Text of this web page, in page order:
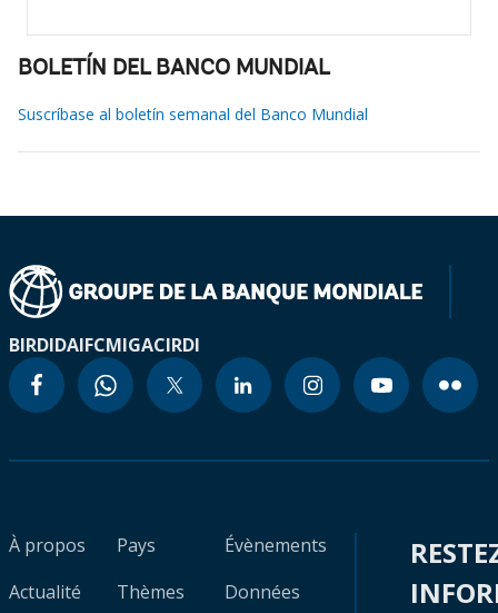
BOLETÍN DEL BANCO MUNDIAL
Suscríbase al boletín semanal del Banco Mundial
BIRDIDAIFCMIGACIRDI
À propos
Actualité
Pays
Thèmes
Évènements
Données